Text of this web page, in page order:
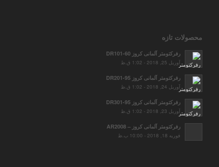
محصولات تازه
رفرکتومتر آلمانی کروز DR101-60
آوریل 25, 2018 - 1:02 ق.ظ
رفرکتومتر آلمانی کروز DR201-95
آوریل 24, 2018 - 1:02 ق.ظ
رفرکتومتر آلمانی کروز DR301-95
آوریل 23, 2018 - 1:02 ق.ظ
رفرکتومتر آلمانی کروز – AR2008
فوریه 18, 2018 - 10:00 ب.ظ